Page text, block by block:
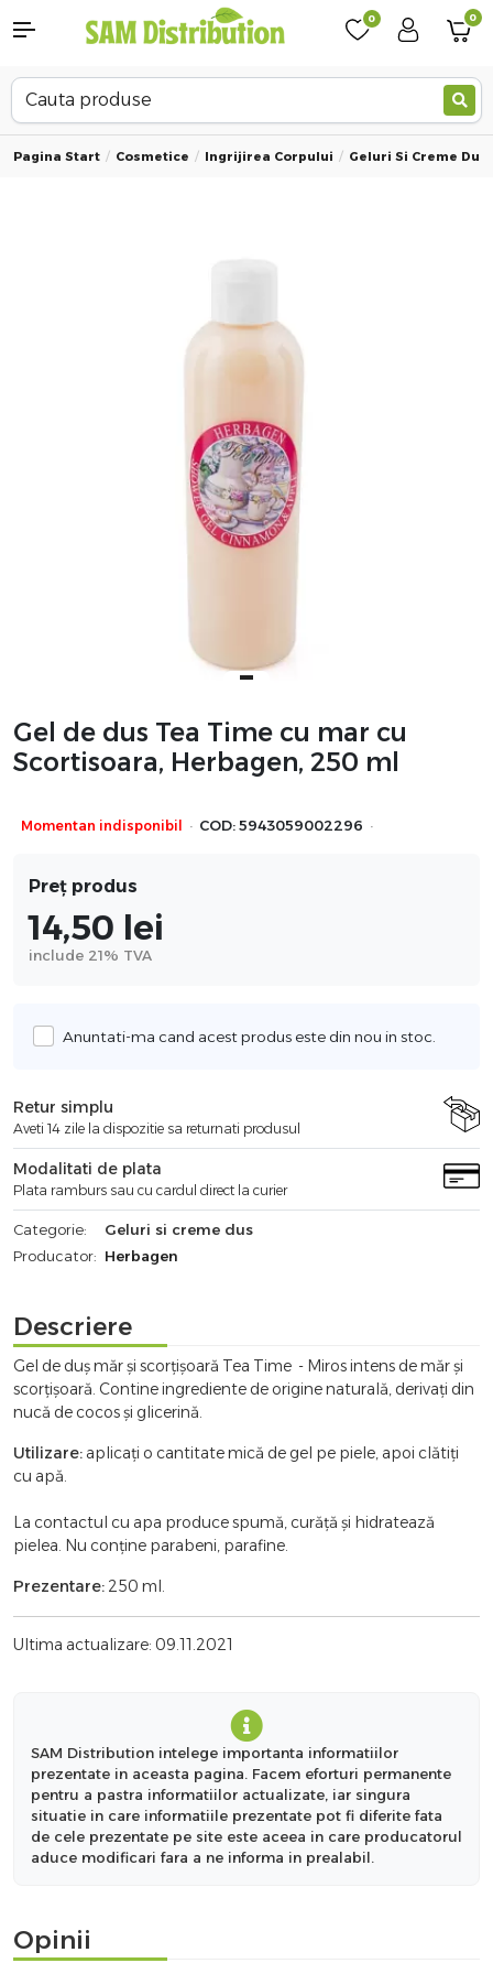
0 0
Pagina Start Cosmetice Ingrijirea Corpului Geluri Si Creme Dus
Gel de dus Tea Time cu mar cu
Scortisoara, Herbagen, 250 ml
Momentan indisponibil · COD: 5943059002296 ·
Preț produs
14,50 lei
include 21% TVA
Anuntati-ma cand acest produs este din nou in stoc.
Retur simplu
Aveti 14 zile la dispozitie sa returnati produsul
Modalitati de plata
Plata ramburs sau cu cardul direct la curier
Categorie:
Geluri si creme dus
Producator: Herbagen
Descriere
Gel de duș măr și scorțișoară Tea Time - Miros intens de măr și
scorțișoară. Contine ingrediente de origine naturală, derivați din
nucă de cocos și glicerină.
Utilizare: aplicați o cantitate mică de gel pe piele, apoi clătiți
cu apă.
La contactul cu apa produce spumă, curăță și hidratează
pielea. Nu conține parabeni, parafine.
Prezentare: 250 ml.
Ultima actualizare: 09.11.2021
SAM Distribution intelege importanta informatiilor
prezentate in aceasta pagina. Facem eforturi permanente
pentru a pastra informatiilor actualizate, iar singura
situatie in care informatiile prezentate pot fi diferite fata
de cele prezentate pe site este aceea in care producatorul
aduce modificari fara a ne informa in prealabil.
Opinii